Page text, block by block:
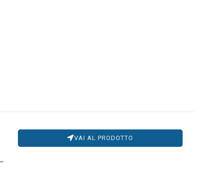
VAI AL PRODOTTO